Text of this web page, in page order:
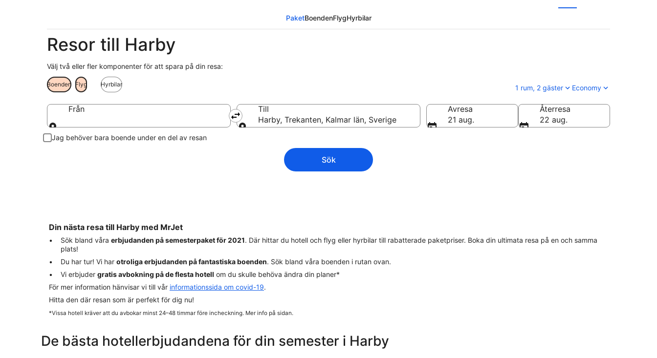
PaketBoendenFlygHyrbilar
Resor till Harby
Välj två eller fler komponenter för att spara på din resa:
Boenden Flyg Hyrbilar 1 rum, 2 gäster Economy
Från
Från
Till
Harby, Trekanten, Kalmar län, Sverige
Avresa
21 aug.
Återresa
22 aug.
Jag behöver bara boende under en del av resan
Sök
Din nästa resa till Harby med MrJet
Sök bland våra erbjudanden på semesterpaket för 2021. Där hittar du hotell och flyg eller hyrbilar till rabatterade paketpriser. Boka din ultimata resa på en och samma
plats!
Du har tur! Vi har otroliga erbjudanden på fantastiska boenden. Sök bland våra boenden i rutan ovan.
Vi erbjuder gratis avbokning på de flesta hotell om du skulle behöva ändra din planer*
För mer information hänvisar vi till vår informationssida om covid-19.
Hitta den där resan som är perfekt för dig nu!
*Vissa hotell kräver att du avbokar minst 24–48 timmar före incheckning. Mer info på sidan.
De bästa hotellerbjudandena för din semester i Harby